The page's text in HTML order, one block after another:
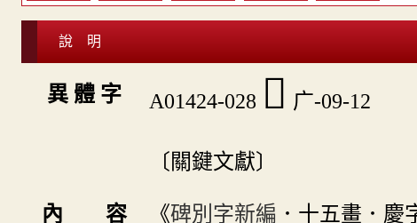
說 明
異 體 字 A01424-028 󲃧 广-09-12
內 容
〔關鍵文獻〕
《碑別字新編 ．十五畫．慶